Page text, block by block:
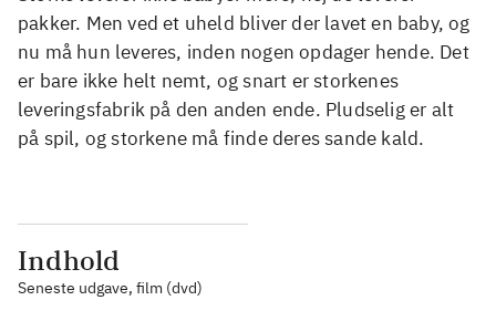
pakker. Men ved et uheld bliver der lavet en baby, og
nu må hun leveres, inden nogen opdager hende. Det
er bare ikke helt nemt, og snart er storkenes
leveringsfabrik på den anden ende. Pludselig er alt
på spil, og storkene må finde deres sande kald.
Indhold
Seneste udgave, film (dvd)